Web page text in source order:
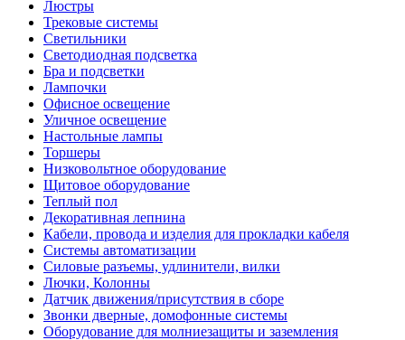
Люстры
Трековые системы
Светильники
Светодиодная подсветка
Бра и подсветки
Лампочки
Офисное освещение
Уличное освещение
Настольные лампы
Торшеры
Низковольтное оборудование
Щитовое оборудование
Теплый пол
Декоративная лепнина
Кабели, провода и изделия для прокладки кабеля
Системы автоматизации
Силовые разъемы, удлинители, вилки
Лючки, Колонны
Датчик движения/присутствия в сборе
Звонки дверные, домофонные системы
Оборудование для молниезащиты и заземления